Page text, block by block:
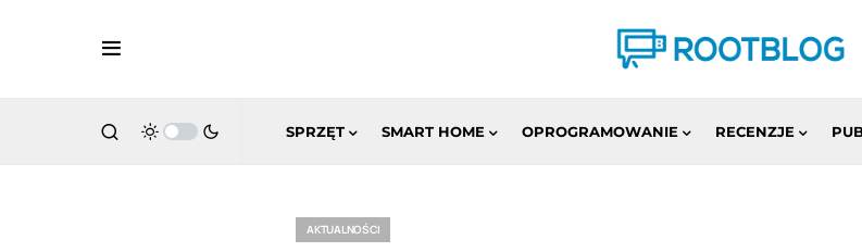
SPRZĘT SMART HOME OPROGRAMOWANIE RECENZJE
AKTUALNOŚCI